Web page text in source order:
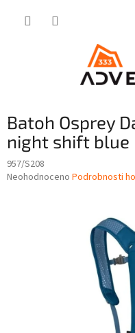
Batoh Osprey
night shift blue
957/S208
Průměrné
Neohodnoceno Podrobnosti